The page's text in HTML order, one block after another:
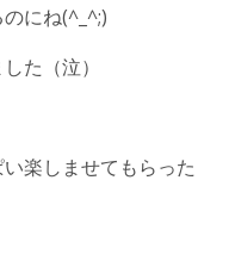
にね(^_^;)
た（泣）
楽しませてもらった